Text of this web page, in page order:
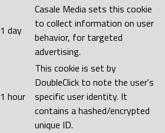
1 day
Casale Media sets this cookie
to collect information on user
behavior, for targeted
advertising.
1 hour
This cookie is set by
DoubleClick to note the user's
specific user identity. It
contains a hashed/encrypted
unique ID.